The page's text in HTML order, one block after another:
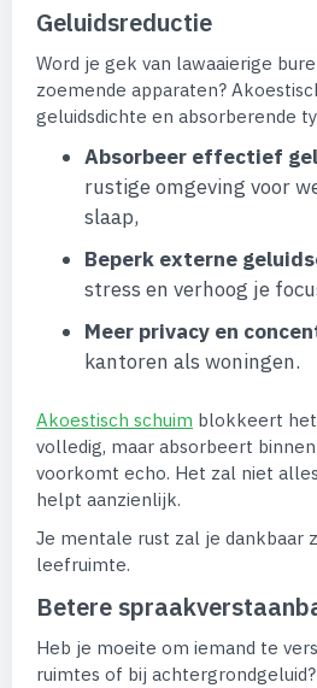
Geluidsreductie
Word je gek van lawaaierige
zoemende apparaten?
geluidsdichte en absorberende
Absorbeer effectief
rustige omgeving voor
slaap,
Beperk externe
stress en verhoog je
Meer privacy en
kantoren als woningen.
Akoestisch schuim blokkeert het
volledig, maar absorbeert
voorkomt echo. Het zal niet
helpt aanzienlijk.
Je mentale rust zal je dankbaar
leefruimte.
Betere
Heb je moeite om iemand te
ruimtes of bij